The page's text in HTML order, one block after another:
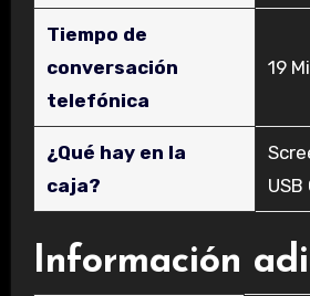
Tiempo de
conversación
telefónica
‎19
¿Qué hay en la
caja?
USB
Información